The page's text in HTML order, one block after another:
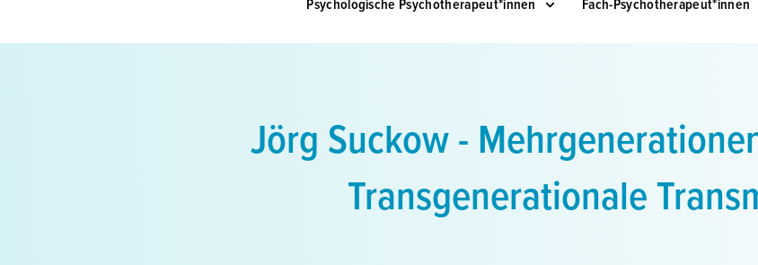
Psychologische Psychotherapeut*innen Fach-Psychotherapeut*innen
Jörg Suckow -
Transgenerationale